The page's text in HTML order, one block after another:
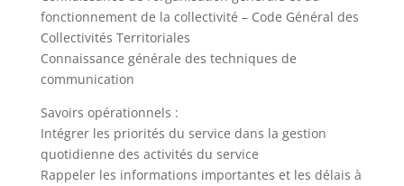
fonctionnement de la collectivité – Code Général des
Collectivités Territoriales
Connaissance générale des techniques de
communication
Savoirs opérationnels :
Intégrer les priorités du service dans la gestion
quotidienne des activités du service
Rappeler les informations importantes et les délais à